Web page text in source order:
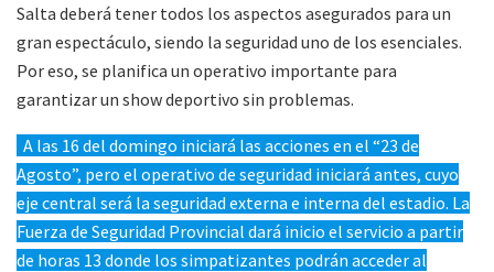
Salta deberá tener todos los aspectos asegurados para un
gran espectáculo, siendo la seguridad uno de los esenciales.
Por eso, se planifica un operativo importante para
garantizar un show deportivo sin problemas.
A las 16 del domingo iniciará las acciones en el “23 de
Agosto”, pero el operativo de seguridad iniciará antes, cuyo
eje central será la seguridad externa e interna del estadio. La
Fuerza de Seguridad Provincial dará inicio el servicio a partir
de horas 13 donde los simpatizantes podrán acceder al